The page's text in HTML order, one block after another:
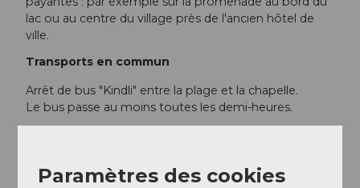
lac ou au centre du village près de l'ancien hôtel de
ville.
Transports en commun
Arrêt de bus "Kindli" entre la plage et la chapelle.
Le bus passe au moins toutes les demi-heures.
SBB/Horaires
Paramètres des cookies